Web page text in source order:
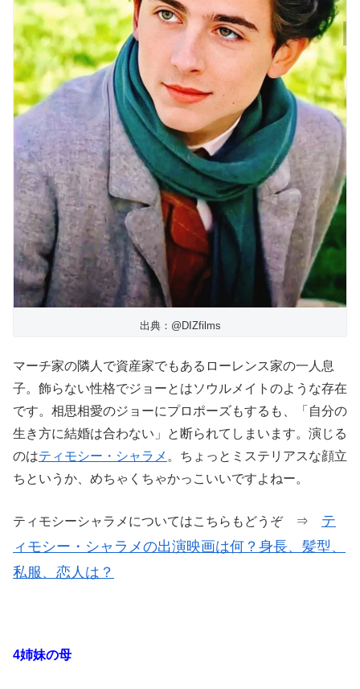
出典：@DIZfilms
マーチ家の隣人で資産家でもあるローレンス家の⼀⼈息
⼦。飾らない性格でジョーとはソウルメイトのような存在
です。相思相愛のジョーにプロポーズもするも、「自分の
生き方に結婚は合わない」と断られてしまいます。演じる
のはティモシー・シャラメ 。ちょっとミステリアスな顔立
ちというか、めちゃくちゃかっこいいですよねー。
ティモシーシャラメについてはこちらもどうぞ ⇒ テ
ィモシー・シャラメの出演映画は何？身長、髪型、
私服、恋人は？
4姉妹の母